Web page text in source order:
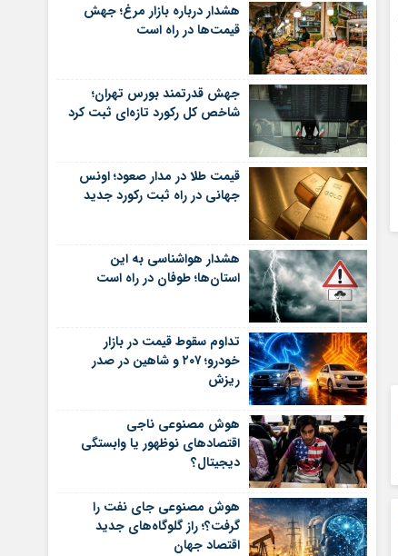
هشدار درباره بازار مرغ؛ جهش
قیمت‌ها در راه است
جهش قدرتمند بورس تهران؛
شاخص کل رکورد تازه‌ای ثبت کرد
قیمت طلا در مدار صعود؛ اونس
جهانی در راه ثبت رکورد جدید
هشدار هواشناسی به این
استان‌ها؛ طوفان در راه است
تداوم سقوط قیمت در بازار
خودرو؛ ۲۰۷ و شاهین در صدر
ریزش
هوش مصنوعی ناجی
اقتصادهای نوظهور یا وابستگی
دیجیتال؟
هوش مصنوعی جای نفت را
گرفت؟؛ راز گلوگاه‌های جدید
اقتصاد جهان